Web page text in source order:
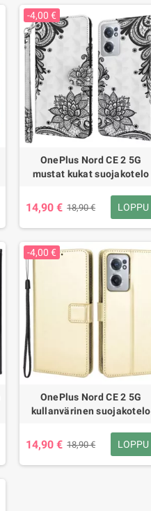
-4,00 €
OnePlus Nord CE 2 5G
mustat kukat suojakotelo
14,90 € 18,90 € LOPPU
-4,00 €
OnePlus Nord CE 2 5G
kullanvärinen suojakotelo
14,90 € 18,90 € LOPPU